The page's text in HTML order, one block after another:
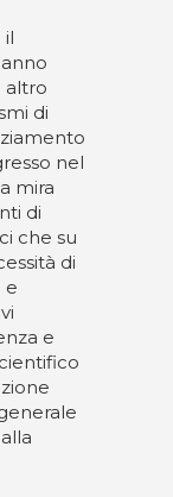
il
altro
di
nel
mira
di
che su
di
e
e